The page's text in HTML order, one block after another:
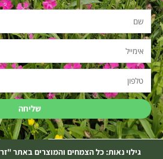
שם
טלפון
שליחה
גילוי נאות: כל הצמחים והמוצרים באתר